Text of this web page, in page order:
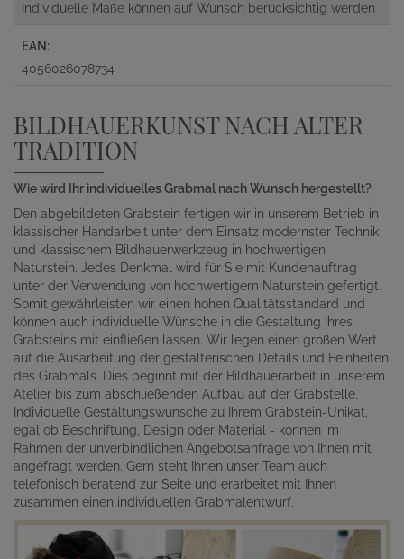
Individuelle Maße können auf Wunsch berücksichtig werden
EAN:
4056026078734
BILDHAUERKUNST NACH ALTER
TRADITION
Wie wird Ihr individuelles Grabmal nach Wunsch hergestellt?
Den abgebildeten Grabstein fertigen wir in unserem Betrieb in
klassischer Handarbeit unter dem Einsatz modernster Technik
und klassischem Bildhauerwerkzeug in hochwertigen
Naturstein. Jedes Denkmal wird für Sie mit Kundenauftrag
unter der Verwendung von hochwertigem Naturstein gefertigt.
Somit gewährleisten wir einen hohen Qualitätsstandard und
können auch individuelle Wünsche in die Gestaltung Ihres
Grabsteins mit einfließen lassen. Wir legen einen großen Wert
auf die Ausarbeitung der gestalterischen Details und Feinheiten
des Grabmals. Dies beginnt mit der Bildhauerarbeit in unserem
Atelier bis zum abschließenden Aufbau auf der Grabstelle.
Individuelle Gestaltungswünsche zu Ihrem Grabstein-Unikat,
egal ob Beschriftung, Design oder Material - können im
Rahmen der unverbindlichen Angebotsanfrage von Ihnen mit
angefragt werden. Gern steht Ihnen unser Team auch
telefonisch beratend zur Seite und erarbeitet mit Ihnen
zusammen einen individuellen Grabmalentwurf.